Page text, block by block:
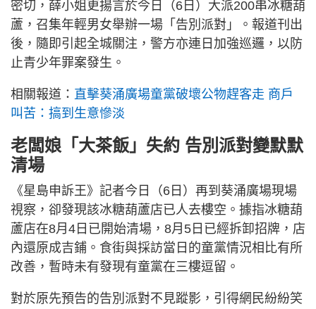
密切，薛小姐更揚言於今日（6日）大派200串冰糖葫
蘆，召集年輕男女舉辦一場「告別派對」。報道刊出
後，隨即引起全城關注，警方亦連日加強巡邏，以防
止青少年罪案發生。
相關報道： 直擊葵涌廣場童黨破壞公物趕客走 商戶
叫苦：搞到生意慘淡
老闆娘「大茶飯」失約 告別派對變默默
清場
《星島申訴王》記者今日（6日）再到葵涌廣場現場
視察，卻發現該冰糖葫蘆店已人去樓空。據指冰糖葫
蘆店在8月4日已開始清場，8月5日已經拆卸招牌，店
內還原成吉鋪。食街與採訪當日的童黨情況相比有所
改善，暫時未有發現有童黨在三樓逗留。
對於原先預告的告別派對不見蹤影，引得網民紛紛笑